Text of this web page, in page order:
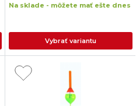
Na sklade - môžete mať ešte dnes
Vybrať variantu